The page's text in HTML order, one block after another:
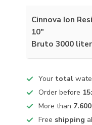
Cinnova Ion
10"
Bruto 3000
Your total
Order before
More than 7.600
Free shipping